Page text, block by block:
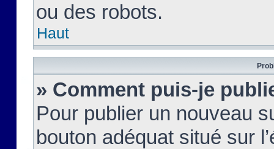
ou des robots.
Haut
» Comment puis-je
Pour publier un nouveau
bouton adéquat situé sur